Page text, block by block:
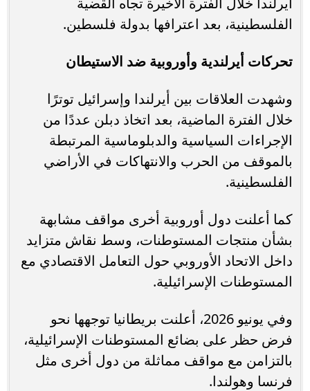
الفلسطينية، بعد اعترافها بدولة فلسطين.
تحركات أيرلندية وأوروبية ضد الاستيطان
وشهدت العلاقات بين أيرلندا وإسرائيل توترًا
خلال الفترة الماضية، بعد اتخاذ دبلن عددًا من
الإجراءات السياسية والدبلوماسية المرتبطة
بالموقف من الحرب والانتهاكات في الأراضي
الفلسطينية.
كما أعلنت دول أوروبية أخرى مواقف مشابهة
بشأن منتجات المستوطنات، وسط نقاش متزايد
داخل الاتحاد الأوروبي حول التعامل الاقتصادي مع
المستوطنات الإسرائيلية.
وفي يونيو 2026، أعلنت بريطانيا توجهها نحو
فرض حظر على بضائع المستوطنات الإسرائيلية،
بالتزامن مع مواقف مماثلة من دول أخرى مثل
فرنسا وهولندا.